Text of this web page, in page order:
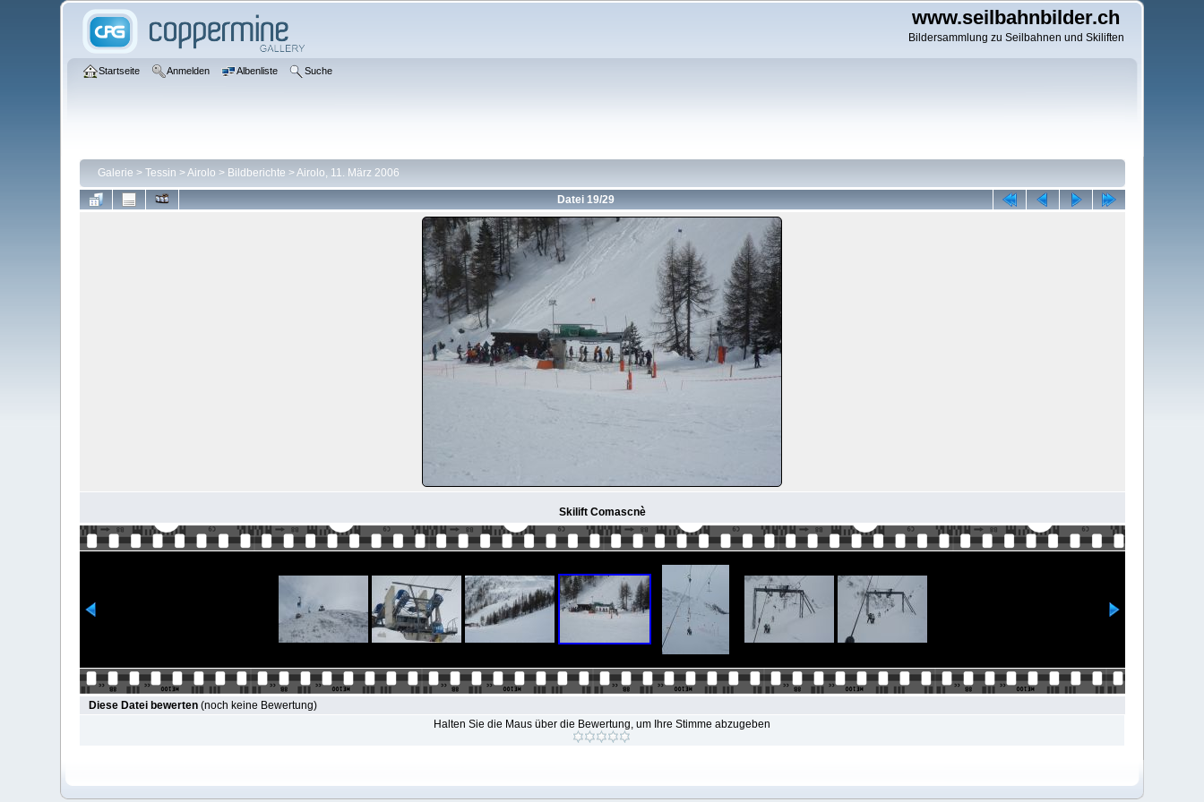
www.seilbahnbilder.ch
Bildersammlung zu Seilbahnen und Skiliften
Startseite Anmelden Albenliste Suche
Galerie > Tessin >Airolo > Bildberichte >Airolo, 11. März 2006
Datei 19/29
Skilift Comascnè
Diese Datei bewerten(noch keine Bewertung)
Halten Sie die Maus über die Bewertung, um Ihre Stimme abzugeben